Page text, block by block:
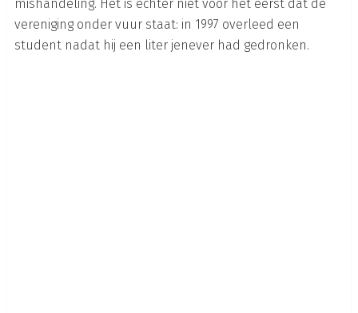
mishandeling. Het is echter niet voor het eerst dat de
vereniging onder vuur staat: in 1997 overleed een
student nadat hij een liter jenever had gedronken.